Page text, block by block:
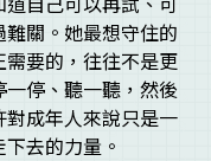
關。她最想守住的
要的，往往不是更
停、聽一聽，然後
成年人來說只是一
去的力量。